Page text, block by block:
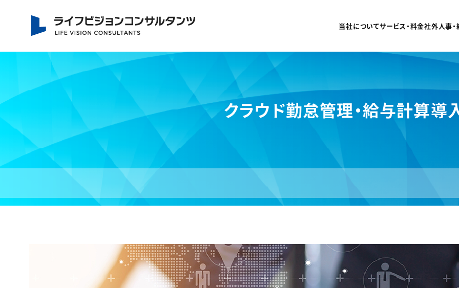
社労士 坂下信也 ライ
フビジョンコンサルタ
当社についてサービス・料金社外人事
クラウド勤怠管理・給与計算導